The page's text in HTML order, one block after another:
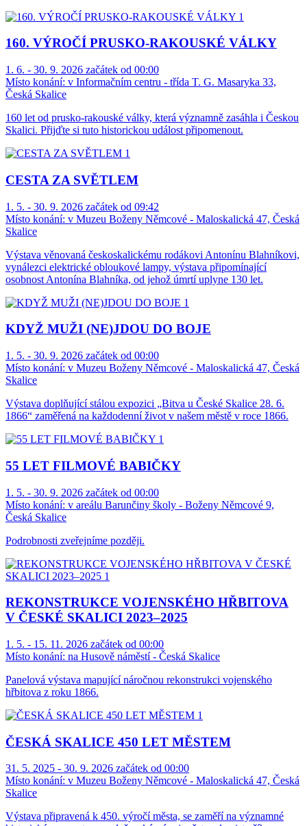
160. VÝROČÍ PRUSKO-RAKOUSKÉ VÁLKY
1. 6. - 30. 9. 2026 začátek od 00:00
Místo konání: v Informačním centru - třída T. G. Masaryka 33,
Česká Skalice
160 let od prusko-rakouské války, která významně zasáhla i Českou
Skalici. Přijďte si tuto historickou událost připomenout.
CESTA ZA SVĚTLEM
1. 5. - 30. 9. 2026 začátek od 09:42
Místo konání: v Muzeu Boženy Němcové - Maloskalická 47, Česká
Skalice
Výstava věnovaná českoskalickému rodákovi Antonínu Blahníkovi,
vynálezci elektrické obloukové lampy, výstava připomínající
osobnost Antonína Blahníka, od jehož úmrtí uplyne 130 let.
KDYŽ MUŽI (NE)JDOU DO BOJE
1. 5. - 30. 9. 2026 začátek od 00:00
Místo konání: v Muzeu Boženy Němcové - Maloskalická 47, Česká
Skalice
Výstava doplňující stálou expozici „Bitva u České Skalice 28. 6.
1866“ zaměřená na každodenní život v našem městě v roce 1866.
55 LET FILMOVÉ BABIČKY
1. 5. - 30. 9. 2026 začátek od 00:00
Místo konání: v areálu Barunčiny školy - Boženy Němcové 9,
Česká Skalice
Podrobnosti zveřejníme později.
REKONSTRUKCE VOJENSKÉHO HŘBITOVA
V ČESKÉ SKALICI 2023–2025
1. 5. - 15. 11. 2026 začátek od 00:00
Místo konání: na Husově náměstí - Česká Skalice
Panelová výstava mapující náročnou rekonstrukci vojenského
hřbitova z roku 1866.
ČESKÁ SKALICE 450 LET MĚSTEM
31. 5. 2025 - 30. 9. 2026 začátek od 00:00
Místo konání: v Muzeu Boženy Němcové - Maloskalická 47, Česká
Skalice
Výstava připravená k 450. výročí města, se zaměří na významné